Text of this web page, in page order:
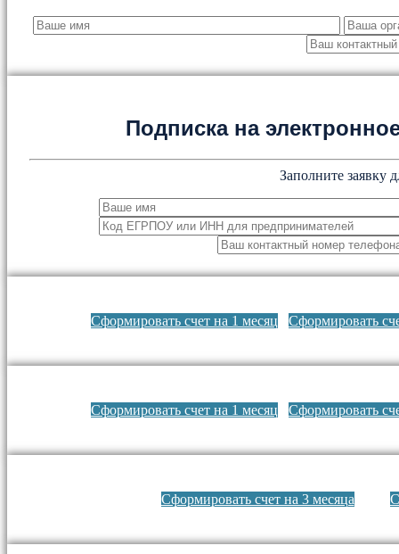
Подписка на
Заполните заявку
Сформировать счет на 1 месяц Сформировать
Сформировать счет на 1 месяц Сформировать
Сформировать счет на 3 месяца